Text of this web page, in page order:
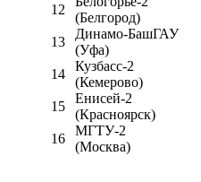
12
(Белгород)
13
Динамо-БашГАУ
(Уфа)
14
Кузбасс-2
(Кемерово)
15
Енисей-2
(Красноярск)
16
МГТУ-2
(Москва)